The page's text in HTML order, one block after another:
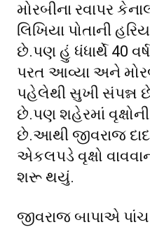
મોરબીના રવાપર
લિખિયા પોતાની
છે.પણ હું ધંધાર્થે 40
પરત આવ્યા અને
પહેલેથી સુખી સંપન્ન
છે.પણ શહેરમાં
છે.આથી જીવરાજ
એકલપડે વૃક્ષો
શરૂ થયું.
જીવરાજ બાપાએ પાંચ